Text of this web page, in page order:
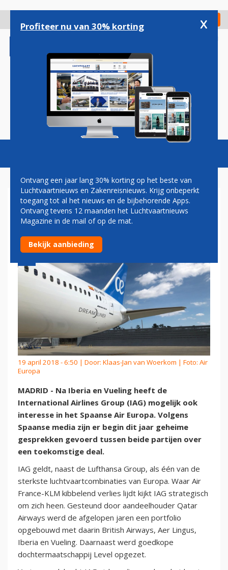
gaan
Check in
Magazine Podcasts Vacatures
IAG HEEFT OOK AIR EUROPA
OP DE RADAR
19 april 2018 - 6:50 | Door: Klaas-Jan van Woerkom | Foto: Air
Europa
MADRID - Na Iberia en Vueling heeft de
International Airlines Group (IAG) mogelijk ook
interesse in het Spaanse Air Europa. Volgens
Spaanse media zijn er begin dit jaar geheime
gesprekken gevoerd tussen beide partijen over
een toekomstige deal.
IAG geldt, naast de Lufthansa Group, als één van de
sterkste luchtvaartcombinaties van Europa. Waar Air
France-KLM kibbelend verlies lijdt kijkt IAG strategisch
om zich heen. Gesteund door aandeelhouder Qatar
Airways werd de afgelopen jaren een portfolio
opgebouwd met daarin British Airways, Aer Lingus,
Iberia en Vueling. Daarnaast werd goedkope
dochtermaatschappij Level opgezet.
Profiteer nu van 30% korting x
Ontvang een jaar lang 30% korting op het beste van
Luchtvaartnieuws en Zakenreisnieuws. Krijg onbeperkt
toegang tot al het nieuws en de bijbehorende Apps.
Ontvang tevens 12 maanden het Luchtvaartnieuws
Magazine in de mail of op de mat.
Bekijk aanbieding